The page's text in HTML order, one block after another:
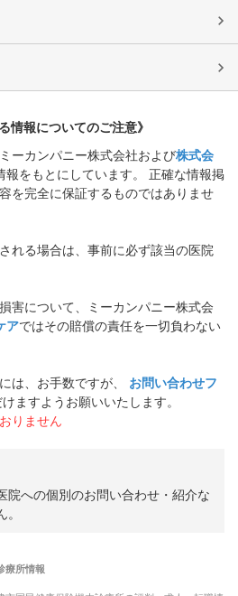
情報についてのご注意》
ーカンパニー株式会社および株式会
報をもとにしています。 正確な情報掲
を完全に保証するものではありませ
れる場合は、事前に必ず該当の医院
害について、ミーカンパニー株式会
アではその賠償の責任を一切負わない
は、お手数ですが、
お問い合わせフ
ますようお願いいたします。
りません
院への個別のお問い合わせ・紹介な
療所情報